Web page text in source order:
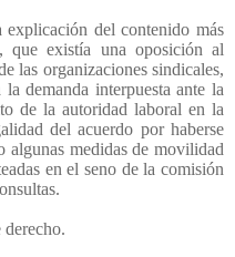
explicación del contenido más
que existía una oposición al
las organizaciones sindicales,
demanda interpuesta ante la
de la autoridad laboral en la
del acuerdo por haberse
medidas de movilidad
en el seno de la comisión
derecho.